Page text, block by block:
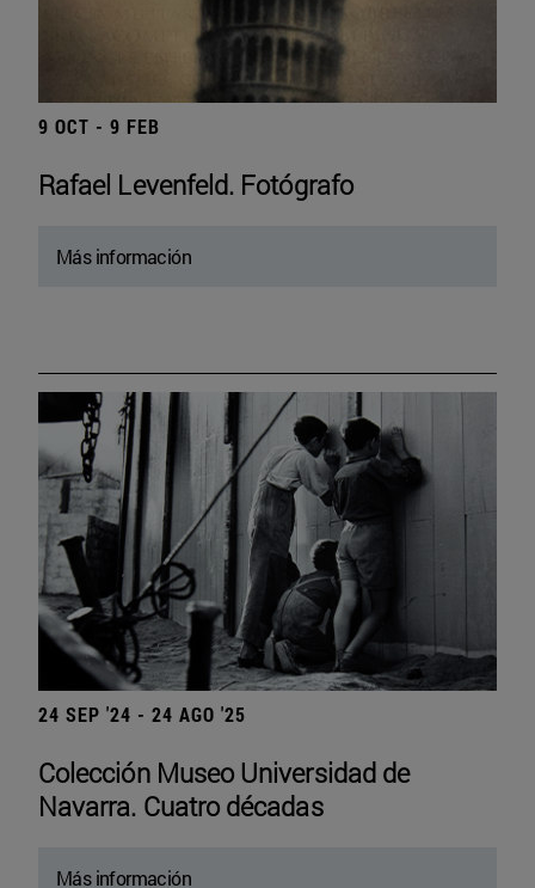
9 OCT - 9 FEB
Rafael Levenfeld. Fotógrafo
Más información
24 SEP '24 - 24 AGO '25
Colección Museo Universidad de
Navarra. Cuatro décadas
Más información